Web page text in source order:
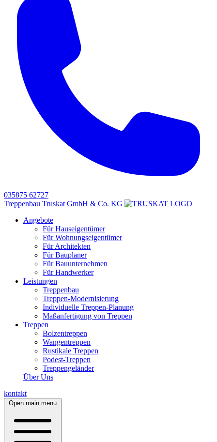
035875 62727
Treppenbau Truskat GmbH & Co. KG
Angebote
Für Hauseigentümer
Für Wohnungseigentümer
Für Architekten
Für Bauplaner
Für Bauunternehmen
Für Handwerker
Leistungen
Treppenbau
Treppen-Modernisierung
Individuelle Treppen-Planung
Maßanfertigung von Treppen
Treppen
Bolzentreppen
Wangentreppen
Rustikale Treppen
Podest-Treppen
Treppengeländer
Über Uns
kontakt
Open main menu